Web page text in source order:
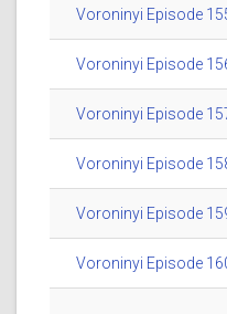
Voroninyi Episode
Voroninyi Episode
Voroninyi Episode
Voroninyi Episode
Voroninyi Episode
Voroninyi Episode